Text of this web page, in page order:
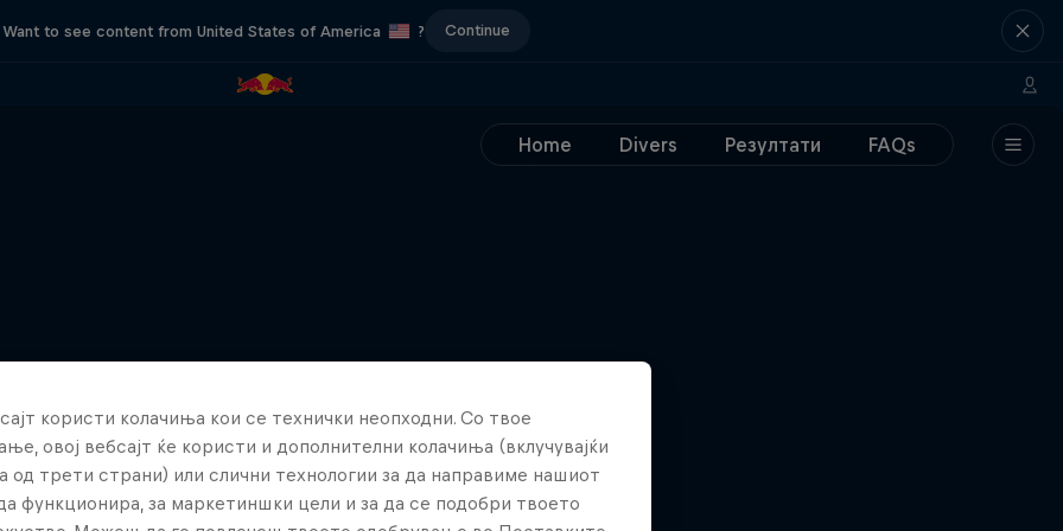
Want to see content from United States of America ? Continue
Home Divers Резултати FAQs
користи колачиња кои се технички неопходни. Со твое
овој вебсајт ќе користи и дополнителни колачиња (вклучувајќи
од трети страни) или слични технологии за да направиме нашиот
функционира, за маркетиншки цели и за да се подобри твоето